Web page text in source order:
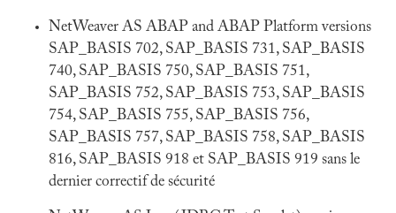
NetWeaver AS ABAP and ABAP Platform versions
SAP_BASIS 702, SAP_BASIS 731, SAP_BASIS
740, SAP_BASIS 750, SAP_BASIS 751,
SAP_BASIS 752, SAP_BASIS 753, SAP_BASIS
754, SAP_BASIS 755, SAP_BASIS 756,
SAP_BASIS 757, SAP_BASIS 758, SAP_BASIS
816, SAP_BASIS 918 et SAP_BASIS 919 sans le
dernier correctif de sécurité